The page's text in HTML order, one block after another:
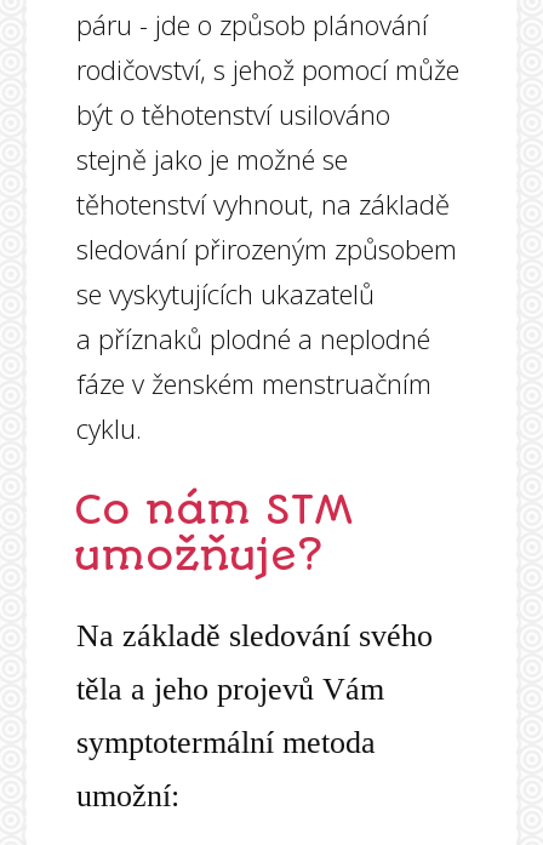
páru - jde o způsob plánování
rodičovství, s jehož pomocí může
být o těhotenství usilováno
stejně jako je možné se
těhotenství vyhnout, na základě
sledování přirozeným způsobem
se vyskytujících ukazatelů
a příznaků plodné a neplodné
fáze v ženském menstruačním
cyklu.
Co nám STM
umožňuje?
Na základě sledování svého
těla a jeho projevů Vám
symptotermální metoda
umožní: